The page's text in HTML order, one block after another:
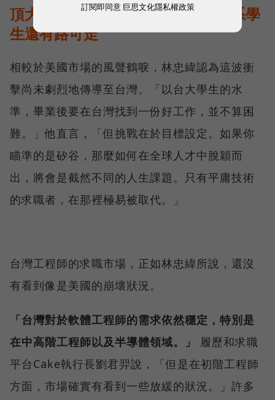
頂大光環＋硬體自動化風潮，資工系學
生還有路可走
相較於美國市場的風聲鶴唳，林忠緯認為這波衝
擊尚未劇烈地傳導至台灣。「以台大學生的水
準，畢業後要在台灣找到一份好工作，並不算困
難。」他直言，「但挑戰在於目標設定。如果你
瞄準的是矽谷，那麼如何在全球人才中脫穎而
出，將會是截然不同的人生課題。只有平庸技術
的求職者，在那裡極易被取代。」
台灣工程師的求職市場，正如林忠緯所說，還沒
有看到像是美國的崩壞狀況。
「台灣對於軟體工程師的需求依然穩定，特別是
在中高階工程師以及半導體領域。」
履歷和求職
平台Cake執行長劉君羿說，「但是在初階工程師
方面，市場確實有看到一些放緩的狀況。」許多
訂閱即同意 巨思文化隱私權政策